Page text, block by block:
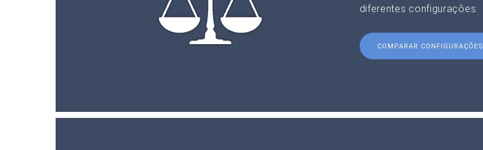
diferentes configurações.
COMPARAR CONFIGURAÇÕES